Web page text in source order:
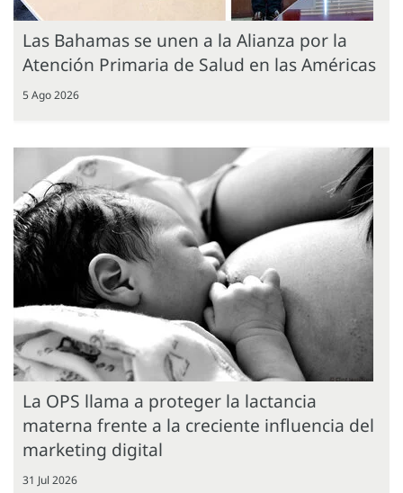
Las Bahamas se unen a la Alianza por la
Atención Primaria de Salud en las Américas
5 Ago 2026
La OPS llama a proteger la lactancia
materna frente a la creciente influencia del
marketing digital
31 Jul 2026